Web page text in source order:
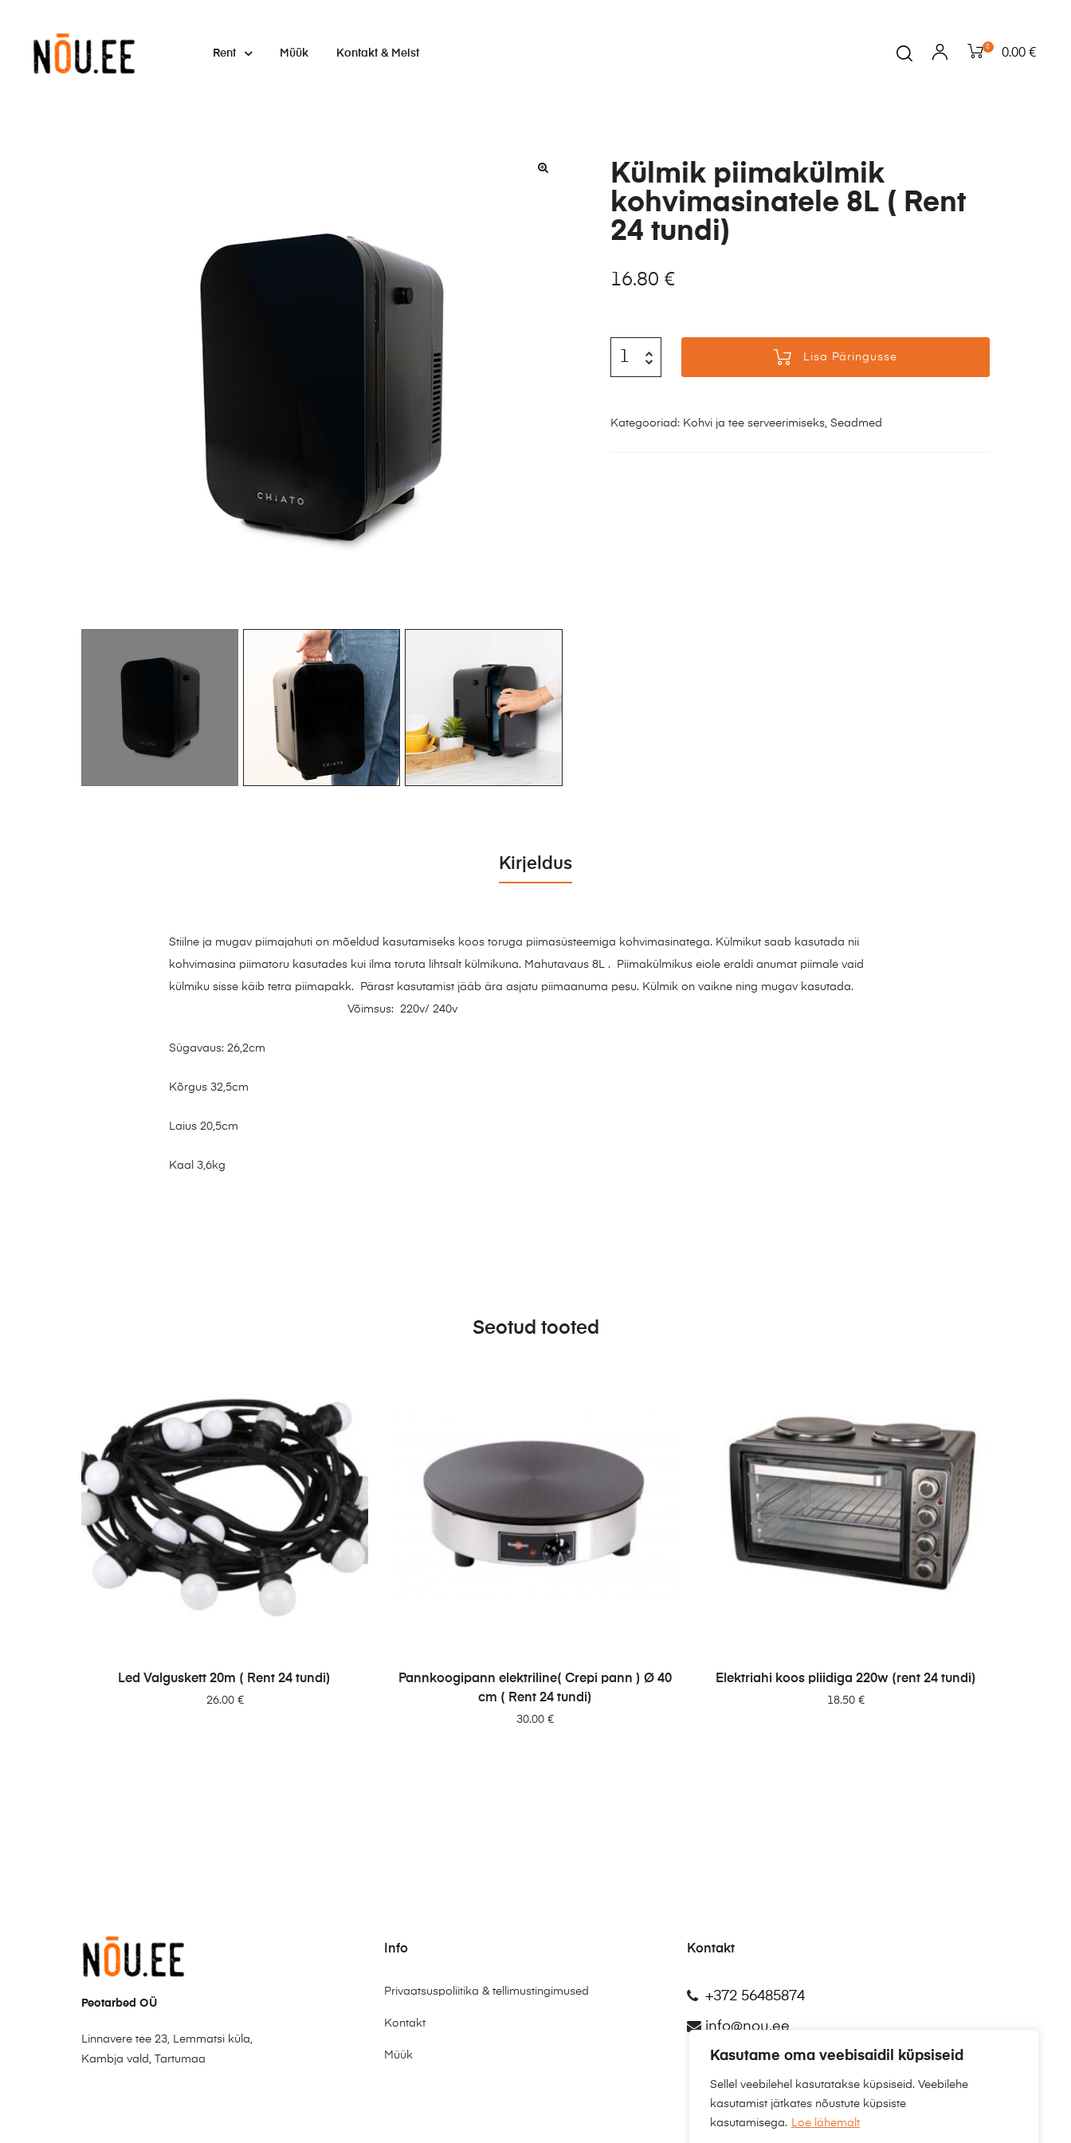
Kasutame oma veebisaidil küpsiseid
Sellel veebilehel kasutatakse küpsiseid. Veebilehe
kasutamist jätkates nõustute küpsiste
kasutamisega. Loe lähemalt
Rent Müük Kontakt & Meist
0 0.00 €
Külmik piimakülmik
kohvimasinatele 8L ( Rent
24 tundi)
16.80 €
Lisa Päringusse
Kategooriad: Kohvi ja tee serveerimiseks, Seadmed
Kirjeldus
Stiilne ja mugav piimajahuti on mõeldud kasutamiseks koos toruga piimasüsteemiga kohvimasinatega. Külmikut saab kasutada nii
kohvimasina piimatoru kasutades kui ilma toruta lihtsalt külmikuna. Mahutavaus 8L . Piimakülmikus eiole eraldi anumat piimale vaid
külmiku sisse käib tetra piimapakk. Pärast kasutamist jääb ära asjatu piimaanuma pesu. Külmik on vaikne ning mugav kasutada.
Võimsus: 220v/ 240v
Sügavaus: 26,2cm
Kõrgus 32,5cm
Laius 20,5cm
Kaal 3,6kg
Seotud tooted
LISA PÄRINGUSSE
Led Valguskett 20m ( Rent 24 tundi)
26.00 €
LISA PÄRINGUSSE
Pannkoogipann elektriline( Crepi pann ) Ø 40
cm ( Rent 24 tundi)
30.00€
LISA PÄRINGUSSE
Elektriahi koos pliidiga 220w (rent 24 tundi)
18.50€
Peotarbed OÜ
Linnavere tee 23, Lemmatsi küla,
Kambja vald, Tartumaa
Info
Privaatsuspoliitika & tellimustingimused
Kontakt
Müük
Kontakt
+372 56485874
info@nou.ee